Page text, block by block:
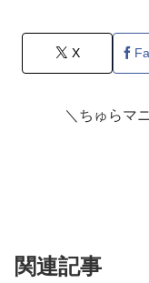
X
＼ちゅらマ
関連記事